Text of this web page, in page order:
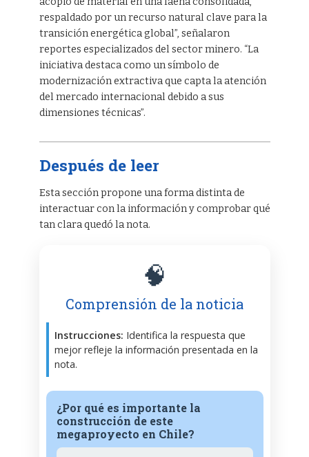
respaldado por un recurso natural clave para la
transición energética global”, señalaron
reportes especializados del sector minero. “La
iniciativa destaca como un símbolo de
modernización extractiva que capta la atención
del mercado internacional debido a sus
dimensiones técnicas”.
Después de leer
Esta sección propone una forma distinta de
interactuar con la información y comprobar qué
tan clara quedó la nota.
🧠
Comprensión de la noticia
Instrucciones: Identifica la respuesta que
mejor refleje la información presentada en la
nota.
¿Por qué es importante la
construcción de este
megaproyecto en Chile?